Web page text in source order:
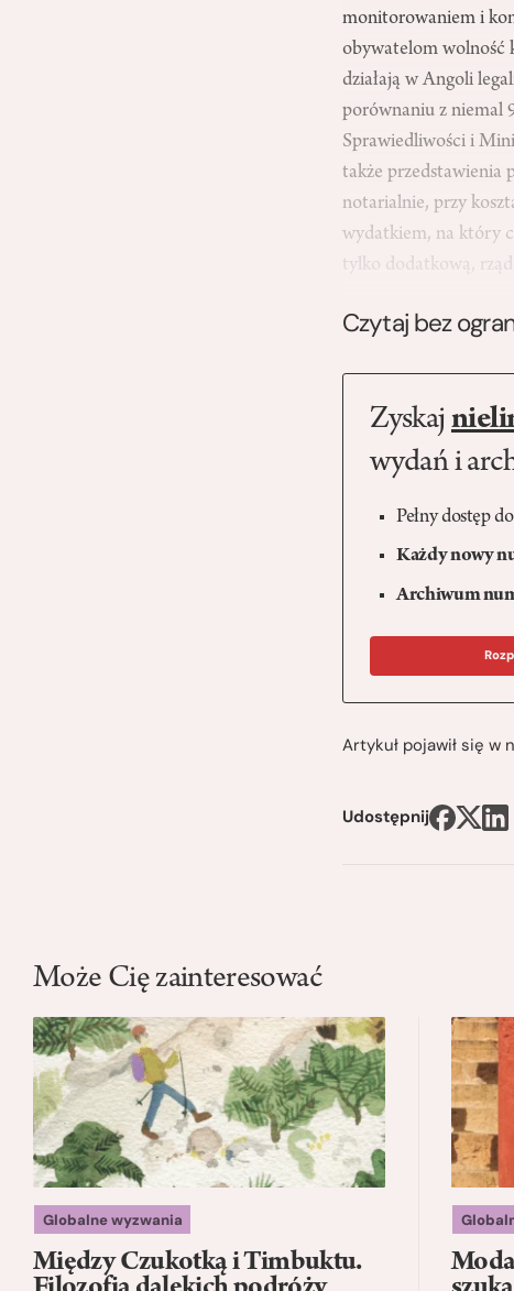
monitorowaniem i
obywatelom wolność
działają w Angoli
porównaniu z niemal
Sprawiedliwości i
także przedstawienia
notarialnie, przy
wydatkiem, na który
tylko dodatkową,
Czytaj bez
Zyskaj
wydań i
Pełny dostęp
Każdy nowy
Archiwum
Artykuł pojawił się w
Udostępnij
Może Cię zainteresować
Globalne wyzwania
Między Czukotką i Timbuktu.